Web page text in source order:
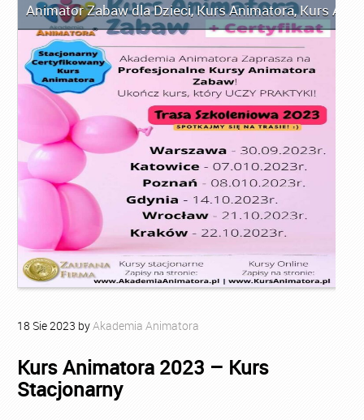
Animator Zabaw dla Dzieci,Kurs Animatora,Kurs
18 Sie2023 byAkademia Animatora
Kurs Animatora 2023 – Kurs
Stacjonarny